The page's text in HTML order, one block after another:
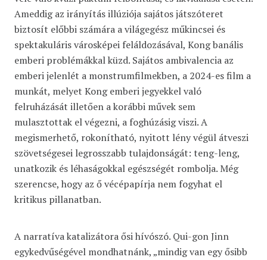
Ameddig az irányítás illúziója sajátos játszóteret
biztosít előbbi számára a világegész műkincsei és
spektakuláris városképei feláldozásával, Kong banális
emberi problémákkal küzd. Sajátos ambivalencia az
emberi jelenlét a monstrumfilmekben, a 2024-es film a
munkát, melyet Kong emberi jegyekkel való
felruházását illetően a korábbi művek sem
mulasztottak el végezni, a foghúzásig viszi. A
megismerhető, rokonítható, nyitott lény végül átveszi
szövetségesei legrosszabb tulajdonságát: teng-leng,
unatkozik és léhaságokkal egészségét rombolja. Még
szerencse, hogy az ő vécépapírja nem fogyhat el
kritikus pillanatban.
A narratíva katalizátora ősi hívószó. Qui-gon Jinn
egykedvűségével mondhatnánk, „mindig van egy ősibb